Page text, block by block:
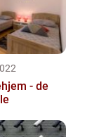
- de